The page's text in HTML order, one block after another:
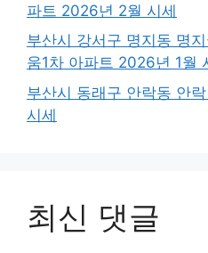
파트 2026년 2월 시세
부산시 강서구 명지동 명
움1차 아파트 2026년 1월
부산시 동래구 안락동 안
시세
최신 댓글